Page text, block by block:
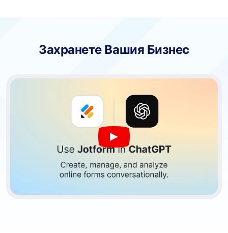
Create forms for ChatGPT with Jotform
Захранете Вашия Бизнес
Play YouTube Video